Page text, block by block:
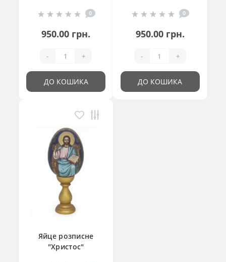
кошик"
0
950.00 грн.
- +
ДО КОШИКА
0
950.00 грн.
- +
ДО КОШИКА
Яйце розписне
"Христос"